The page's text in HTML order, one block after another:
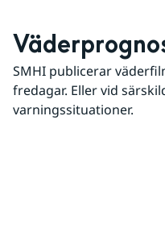
SMHI publicerar
fredagar. Eller vid
varningssituationer.